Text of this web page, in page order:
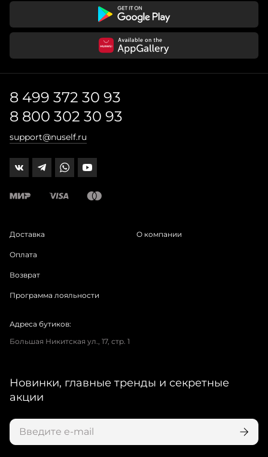
8 499 372 30 93
8 800 302 30 93
support@nuself.ru
Доставка
Оплата
Возврат
Программа лояльности
О компании
Адреса бутиков:
Большая Никитская ул., 17, стр. 1
Новинки, главные тренды и секретные
акции